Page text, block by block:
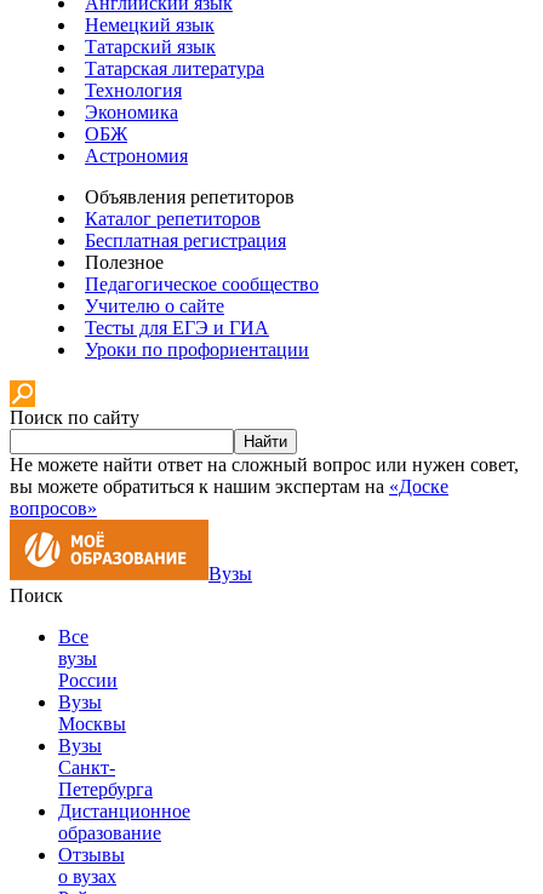
Немецкий язык
Татарский язык
Татарская литература
Технология
Экономика
ОБЖ
Астрономия
Объявления репетиторов
Каталог репетиторов
Бесплатная регистрация
Полезное
Педагогическое сообщество
Учителю о сайте
Тесты для ЕГЭ и ГИА
Уроки по профориентации
Поиск по сайту
Найти
Не можете найти ответ на сложный вопрос или нужен совет,
вы можете обратиться к нашим экспертам на «Доске
вопросов»
Вузы
Поиск
Все
вузы
России
Вузы
Москвы
Вузы
Санкт-
Петербурга
Дистанционное
образование
Отзывы
о вузах